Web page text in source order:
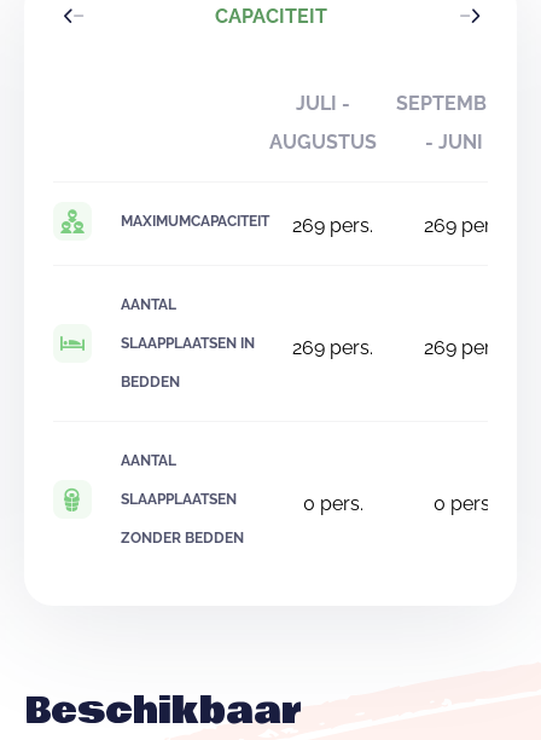
CAPACITEIT
JULI -
AUGUSTUS
SEPTEMBER
- JUNI
MAXIMUMCAPACITEIT 269 pers. 269pers.
AANTAL
SLAAPPLAATSEN IN
BEDDEN
269 pers. 269pers.
AANTAL
SLAAPPLAATSEN
ZONDER BEDDEN
0 pers. 0 pers.
Beschikbaar